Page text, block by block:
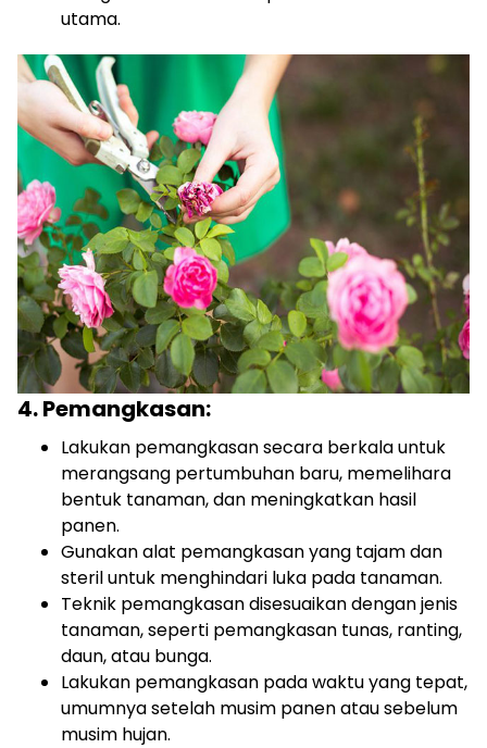
utama.
4. Pemangkasan:
Lakukan pemangkasan secara berkala untuk
merangsang pertumbuhan baru, memelihara
bentuk tanaman, dan meningkatkan hasil
panen.
Gunakan alat pemangkasan yang tajam dan
steril untuk menghindari luka pada tanaman.
Teknik pemangkasan disesuaikan dengan jenis
tanaman, seperti pemangkasan tunas, ranting,
daun, atau bunga.
Lakukan pemangkasan pada waktu yang tepat,
umumnya setelah musim panen atau sebelum
musim hujan.